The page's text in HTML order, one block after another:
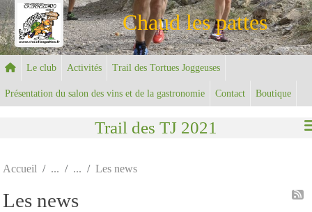
Chaud les pattes
Le club Activités Trail des Tortues Joggeuses
Présentation du salon des vins et de la gastronomie Contact Boutique
Trail des TJ 2021
Accueil Les news
Les news
Panneau de gestion des cookies